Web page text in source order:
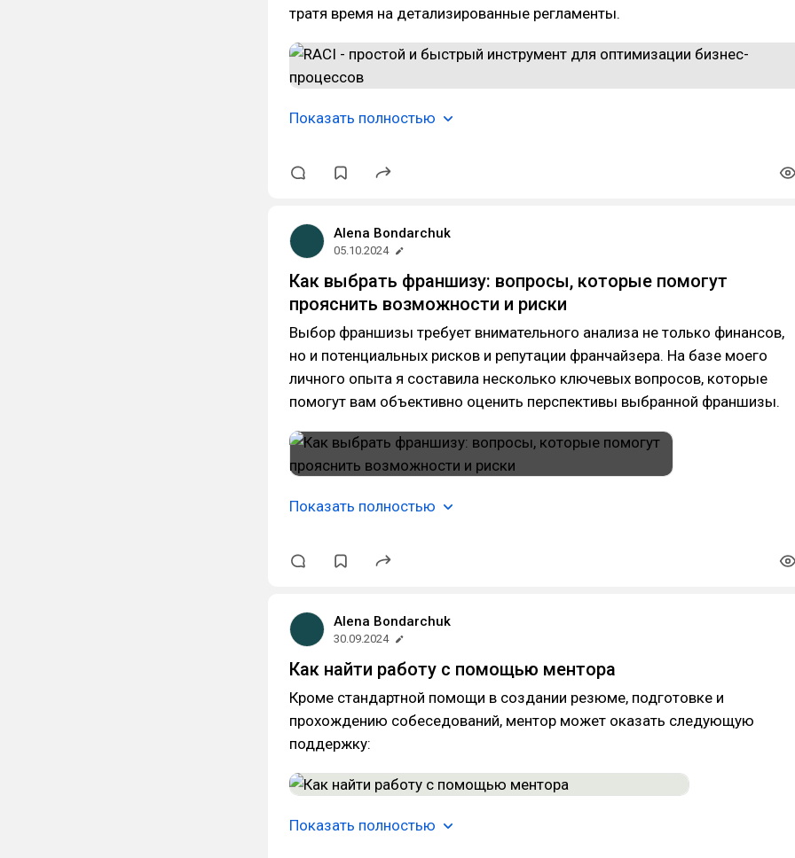
тратя время на детализированные регламенты.
Показать полностью
Alena Bondarchuk
05.10.2024
Как выбрать франшизу: вопросы, которые помогут
прояснить возможности и риски
Выбор франшизы требует внимательного анализа не только финансов,
но и потенциальных рисков и репутации франчайзера. На базе моего
личного опыта я составила несколько ключевых вопросов, которые
помогут вам объективно оценить перспективы выбранной франшизы.
Показать полностью
Alena Bondarchuk
30.09.2024
Как найти работу с помощью ментора
Кроме стандартной помощи в создании резюме, подготовке и
прохождению собеседований, ментор может оказать следующую
поддержку:
Показать полностью